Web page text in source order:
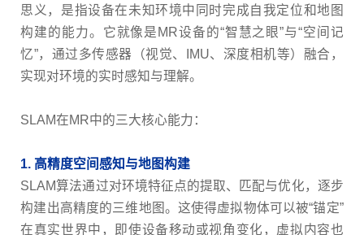
思义，是指设备在未知环境中同时完成自我定位和地图
构建的能力。它就像是MR设备的“智慧之眼”与“空间记
忆”，通过多传感器（视觉、IMU、深度相机等）融合，
实现对环境的实时感知与理解。
SLAM在MR中的三大核心能力：
1. 高精度空间感知与地图构建
SLAM算法通过对环境特征点的提取、匹配与优化，逐步
构建出高精度的三维地图。这使得虚拟物体可以被“锚定”
在真实世界中，即使设备移动或视角变化，虚拟内容也